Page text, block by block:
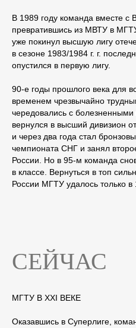
В 1989 году команда вместе
превратившись из МВТУ в
уже покинул высшую лигу
в сезоне 1983/1984 г. г.
опустился в первую лигу.
90-е годы прошлого века для
временем чрезвычайно
чередовались с
вернулся в высший дивизион
и через два года стал
чемпионата СНГ и занял
России. Но в 95-м команда
в классе. Вернуться в топ
России МГТУ удалось только в
СЕЙЧАС
МГТУ В XXI ВЕКЕ
Оказавшись в Суперлиге,